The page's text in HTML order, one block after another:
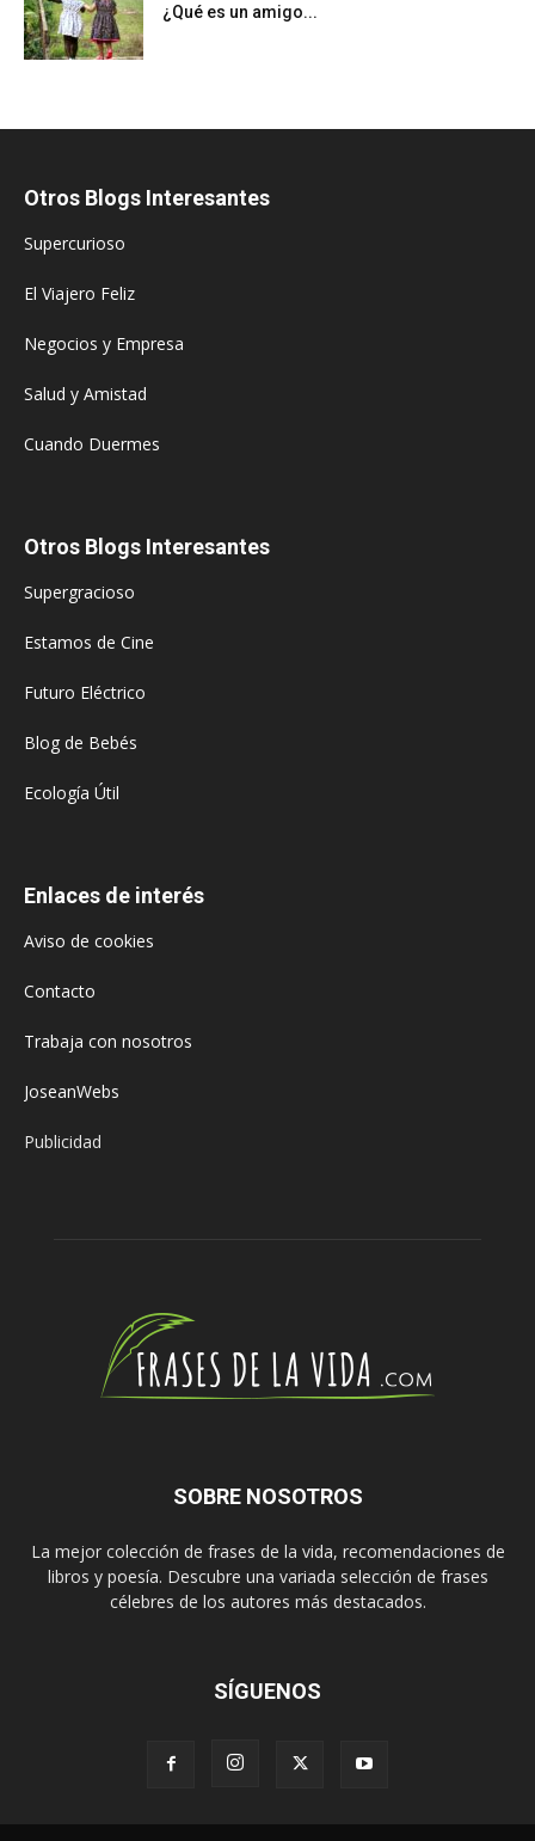
¿Qué es un amigo...
Otros Blogs Interesantes
Supercurioso
El Viajero Feliz
Negocios y Empresa
Salud y Amistad
Cuando Duermes
Otros Blogs Interesantes
Supergracioso
Estamos de Cine
Futuro Eléctrico
Blog de Bebés
Ecología Útil
Enlaces de interés
Aviso de cookies
Contacto
Trabaja con nosotros
JoseanWebs
Publicidad
SOBRE NOSOTROS
La mejor colección de frases de la vida, recomendaciones de
libros y poesía. Descubre una variada selección de frases
célebres de los autores más destacados.
SÍGUENOS